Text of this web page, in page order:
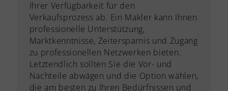
Ihrer Verfügbarkeit für den
Verkaufsprozess ab. Ein Makler kann Ihnen
professionelle Unterstützung,
Marktkenntnisse, Zeitersparnis und Zugang
zu professionellen Netzwerken bieten.
Letztendlich sollten Sie die Vor- und
Nachteile abwägen und die Option wählen,
die am besten zu Ihren Bedürfnissen und